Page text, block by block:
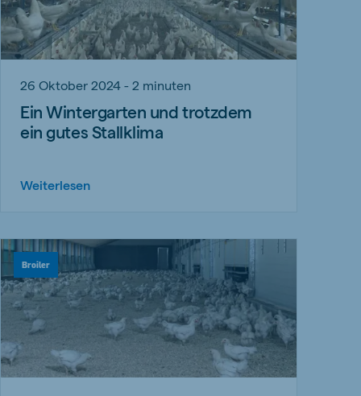
26 Oktober 2024 - 2 minuten
Ein Wintergarten und trotzdem
ein gutes Stallklima
Weiterlesen
Broiler